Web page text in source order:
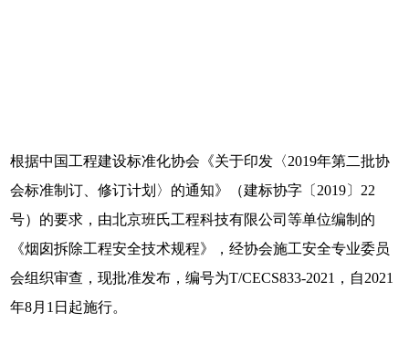
根据中国工程建设标准化协会《关于印发〈2019年第二批协
会标准制订、修订计划〉的通知》（建标协字〔2019〕22
号）的要求，由北京班氏工程科技有限公司等单位编制的
《烟囱拆除工程安全技术规程》，经协会施工安全专业委员
会组织审查，现批准发布，编号为T/CECS833-2021，自2021
年8月1日起施行。